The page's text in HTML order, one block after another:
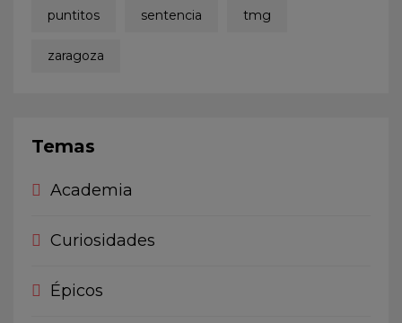
puntitos sentencia tmg
zaragoza
Temas
Academia
Curiosidades
Épicos